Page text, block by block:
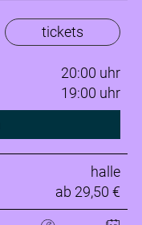
tickets
20:00 uhr
19:00 uhr
halle
ab 29,50 €